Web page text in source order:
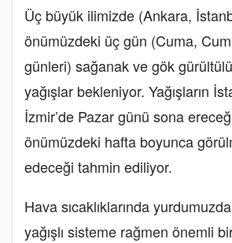
Üç büyük ilimizde (Ankara,
önümüzdeki üç gün (Cuma,
günleri) sağanak ve gök
yağışlar bekleniyor. Yağışların
İzmir’de Pazar günü sona
önümüzdeki hafta boyunca
edeceği tahmin ediliyor.
Hava sıcaklıklarında
yağışlı sisteme rağmen önemli